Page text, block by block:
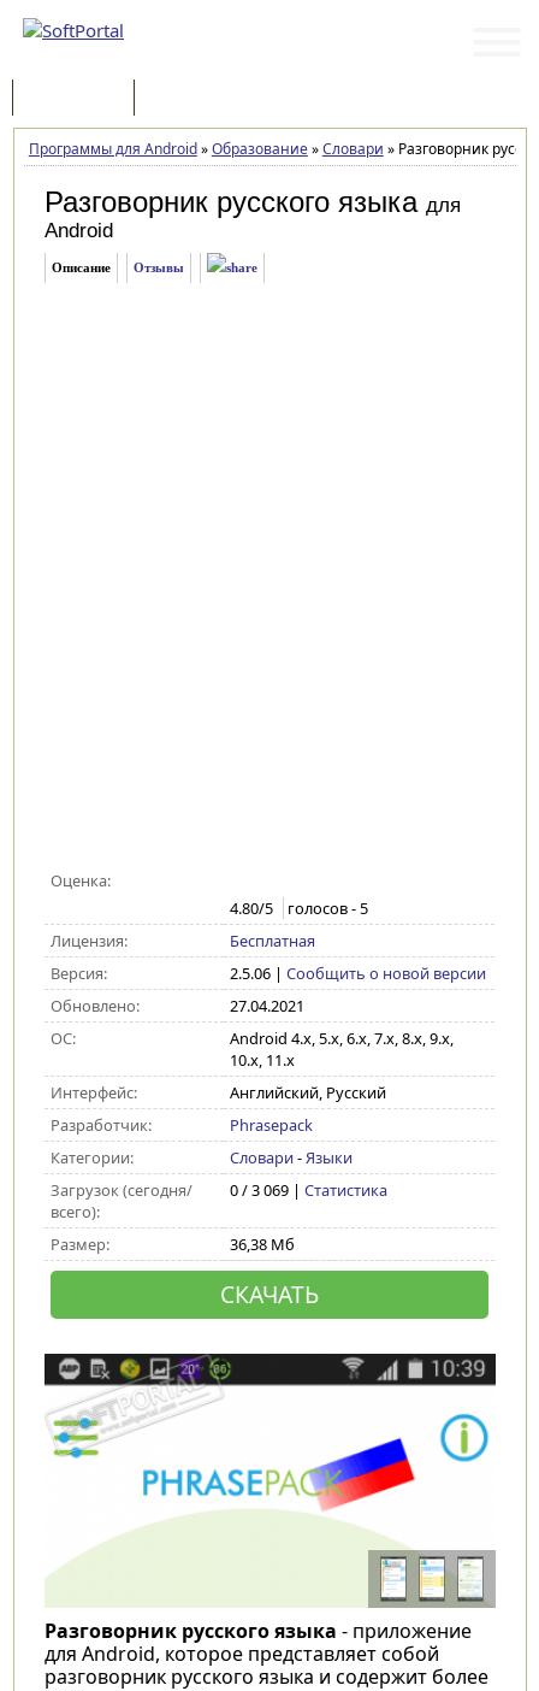
Программы для Android»Образование»Словари »Разговорник
Разговорник русского языка для
Android
Описание Отзывы
Оценка:
4.80/5 голосов -5
Лицензия:
Бесплатная
Версия:
2.5.06| Сообщить о новой версии
Обновлено:
27.04.2021
ОС:
Android 4.x, 5.x, 6.x, 7.x, 8.x, 9.x,
10.x, 11.x
Интерфейс:
Английский, Русский
Разработчик:
Phrasepack
Категории:
Словари-Языки
Загрузок (сегодня/
всего):
0 / 3 069 | Статистика
Размер: 36,38 Мб
СКАЧАТЬ
Разговорник русского языка - приложение
для Android, которое представляет собой
разговорник русского языка и содержит более